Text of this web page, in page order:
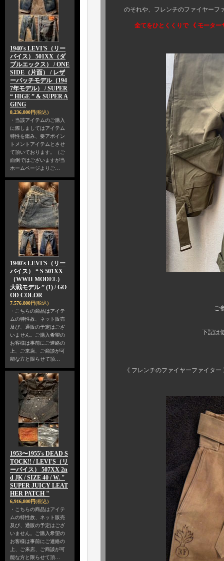
1940's LEVI'S（リー
バイス） 501XX（ダ
ブルエックス） / ONE
SIDE（片面） / レザ
ーパッチモデル（194
7年モデル） / SUPER
“ HIGE ” & SUPER A
GING
8,236,800円(税込)
・当該アイテムのご購入
に際しましてはアイテム
特性を鑑み、要アポイン
トメントアイテムとさせ
て頂いております。（ご
面倒ではございますが当
ホームページよりご…
1940's LEVI'S（リー
バイス） “ S 501XX
（WWII MODEL）
大戦モデル ” (1) / GO
OD COLOR
7,576,800円(税込)
・こちらの商品はアイテ
ムの特性故、ネット販売
及び、通販の予定はござ
いません。ご購入希望の
お客様は事前にご連絡の
上、ご来店、ご商談が可
能な方と限らせて頂…
1953〜1955's DEAD S
TOCK!! / LEVI'S（リ
ーバイス） 507XX 2n
d JK / SIZE 40 / W. "
SUPER JUICY LEAT
HER PATCH "
6,916,800円(税込)
・こちらの商品はアイテ
ムの特性故、ネット販売
及び、通販の予定はござ
いません。ご購入希望の
お客様は事前にご連絡の
上、ご来店、ご商談が可
能な方と限らせて頂…
のそれや、フレンチのファイヤーファ
全てをひとくくりで 《 モータ
ご参考までに、下
下記は似て非なる、
《 フレンチのファイヤーファイター